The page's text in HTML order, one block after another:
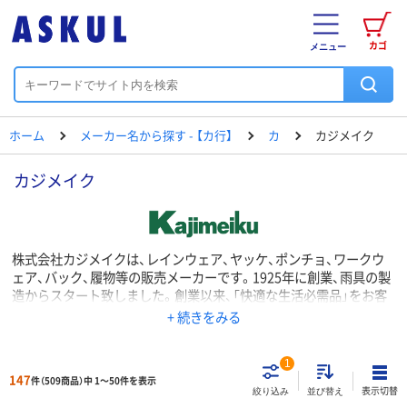
カゴ
メニュー
ホーム メーカー名から探す - 【カ行】 カ カジメイク
カジメイク
株式会社カジメイクは、レインウェア、ヤッケ、ポンチョ、ワークウ
ェア、バック、履物等の販売メーカーです。1925年に創業、雨具の製
造からスタート致しました。創業以来、「快適な生活必需品」をお客
様へ届けて参り、中でもレインウェアの生産量は日本有数の規模と
+ 続きをみる
147件（509商品）中 1～50件を表示
絞り込み
1
並び替え 表示切替